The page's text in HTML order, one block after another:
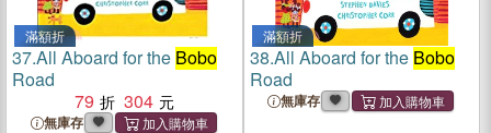
滿額折
37.All Aboard for the Bobo
Road
79
304
無庫存
滿額折
38.All Aboard for the Bobo
Road
無庫存